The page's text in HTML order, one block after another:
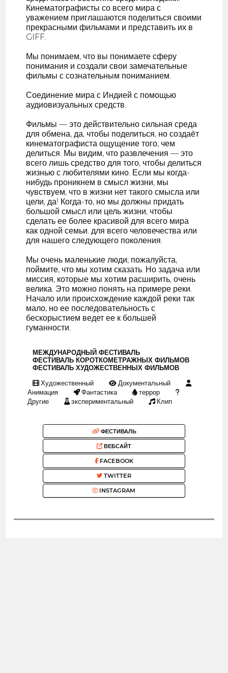
Кинематографисты со всего мира с
уважением приглашаются поделиться своими
прекрасными фильмами и представить их в
GIFF.
Мы понимаем, что вы понимаете сферу
понимания и создали свои замечательные
фильмы с сознательным пониманием.
Соединение мира с Индией с помощью
аудиовизуальных средств.
Фильмы — это действительно сильная среда
для обмена, да, чтобы поделиться, но создаёт
кинематографиста ощущение того, чем
делиться. Мы видим, что развлечения — это
всего лишь средство для того, чтобы делиться
жизнью с любителями кино. Если мы когда-
нибудь проникнем в смысл жизни, мы
чувствуем, что в жизни нет такого смысла или
цели, да! Когда-то, но мы должны придать
большой смысл или цель жизни, чтобы
сделать ее более красивой для всего мира
как одной семьи. для всего человечества или
для нашего следующего поколения.
Мы очень маленькие люди; пожалуйста,
поймите, что мы хотим сказать. Но задача или
миссия, которые мы хотим расширить, очень
велика. Это можно понять на примере реки.
Начало или происхождение каждой реки так
мало, но ее последовательность с
бескорыстием ведет ее к большей
гуманности.
МЕЖДУНАРОДНЫЙ ФЕСТИВАЛЬ
ФЕСТИВАЛЬ КОРОТКОМЕТРАЖНЫХ ФИЛЬМОВ
ФЕСТИВАЛЬ ХУДОЖЕСТВЕННЫХ ФИЛЬМОВ
Художественный
Документальный
Анимация
Фантастика
террор
Другие
экспериментальный Клип
ФЕСТИВАЛЬ
ВЕБСАЙТ
FACEBOOK
TWITTER
INSTAGRAM